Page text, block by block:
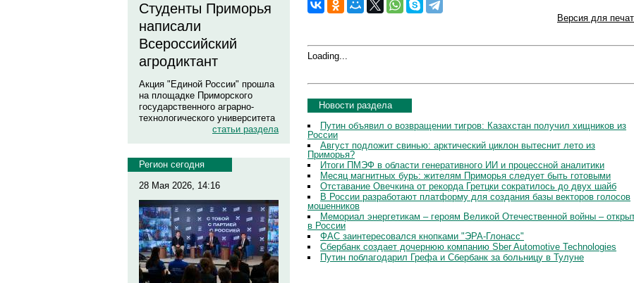
Студенты Приморья
написали
Всероссийский
агродиктант
Акция "Единой России" прошла
на площадке Приморского
государственного аграрно-
технологического университета
статьи раздела
Регион сегодня
28 Мая 2026, 14:16
Версия для
Loading...
Новости раздела
Путин объявил о возвращении тигров: Казахстан получил хищников из
России
Август подложит свинью: арктический циклон вытеснит лето из
Приморья?
Итоги ПМЭФ в области генеративного ИИ и процессной аналитики
Месяц магнитных бурь: жителям Приморья следует быть готовыми
Отставание Овечкина от рекорда Гретцки сократилось до двух шайб
В России разработают платформу для создания базы векторов голосов
мошенников
Мемориал энергетикам – героям Великой Отечественной войны –
в России
ФАС заинтересовался кнопками "ЭРА-Глонасс"
Сбербанк создает дочернюю компанию Sber Automotive Technologies
Путин поблагодарил Грефа и Сбербанк за больницу в Тулуне